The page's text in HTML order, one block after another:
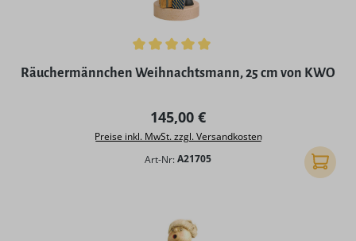
Durchschnittliche Bewertung von 5 von 5 Sternen
Räuchermännchen Weihnachtsmann, 25 cm von KWO
Regulärer Preis:
145,00 €
Preise inkl. MwSt. zzgl. Versandkosten
Art-Nr:A21705 In den